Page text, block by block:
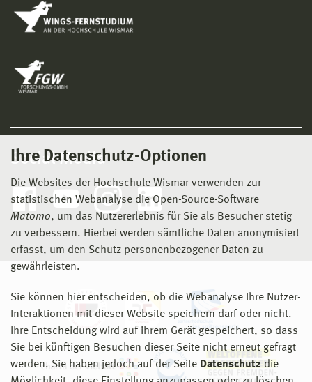
Ihre Datenschutz-Optionen
Die Websites der Hochschule Wismar verwenden zur
statistischen Webanalyse die Open-Source-Software
Matomo, um das Nutzererlebnis für Sie als Besucher stetig
zu verbessern. Hierbei werden sämtliche Daten anonymisiert
erfasst, um den Schutz personenbezogener Daten zu
gewährleisten.
Sie können hier entscheiden, ob die Webanalyse Ihre Nutzer-
Interaktionen mit dieser Website speichern darf oder nicht.
Ihre Entscheidung wird auf ihrem Gerät gespeichert, so dass
Sie bei künftigen Besuchen dieser Seite nicht erneut gefragt
werden. Sie haben jedoch auf der Seite Datenschutz die
Social Media